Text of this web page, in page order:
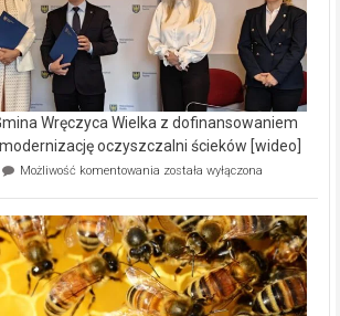
Wręczyca Wielka z dofinansowaniem
oczyszczalni ścieków [wideo]
Możliwość komentowania Ekologiczne
Wręczyca
Wielka
z
dofinansowaniem
ponad
15,6
została wyłączona